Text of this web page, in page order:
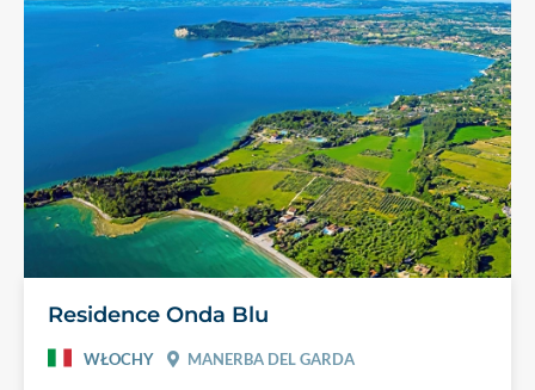
Residence Onda Blu
WŁOCHY MANERBA DEL GARDA